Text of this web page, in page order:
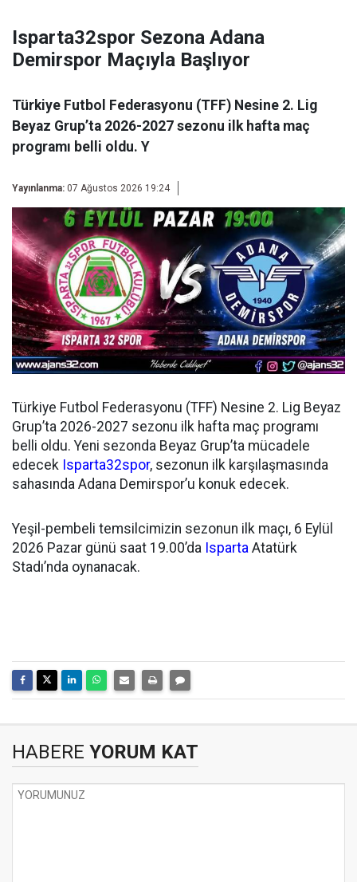
Isparta32spor Sezona Adana
Demirspor Maçıyla Başlıyor
Türkiye Futbol Federasyonu (TFF) Nesine 2. Lig
Beyaz Grup’ta 2026-2027 sezonu ilk hafta maç
programı belli oldu. Y
Yayınlanma: 07 Ağustos 2026 19:24
Türkiye Futbol Federasyonu (TFF) Nesine 2. Lig Beyaz
Grup’ta 2026-2027 sezonu ilk hafta maç programı
belli oldu. Yeni sezonda Beyaz Grup’ta mücadele
edecek Isparta32spor, sezonun ilk karşılaşmasında
sahasında Adana Demirspor’u konuk edecek.
Yeşil-pembeli temsilcimizin sezonun ilk maçı, 6 Eylül
2026 Pazar günü saat 19.00’da Isparta Atatürk
Stadı’nda oynanacak.
HABERE YORUM KAT